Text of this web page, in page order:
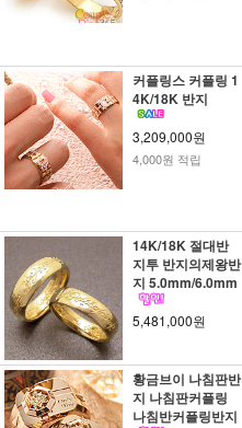
커플링스 커플링 1
4K/18K 반지
3,209,000원
4,000원 적립
14K/18K 절대반
지투 반지의제왕반
지 5.0mm/6.0mm
5,481,000원
황금브이 나침판반
지 나침판커플링
나침반커플링반지